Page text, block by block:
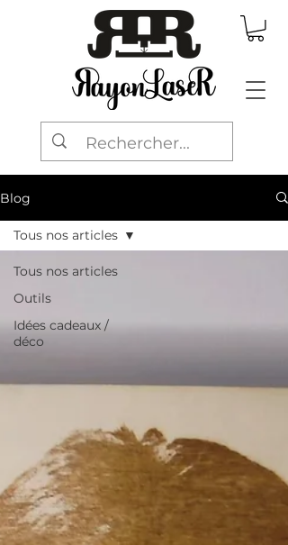
Blog
Tous nos articles
Outils
Idées cadeaux /
déco
Tous nos articles